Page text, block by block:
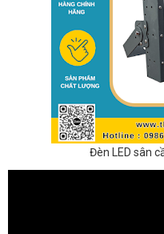
Đèn LED sân